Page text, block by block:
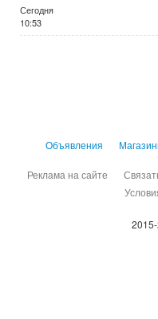
Сегодня
10:53
Объявления
Реклама на сайте